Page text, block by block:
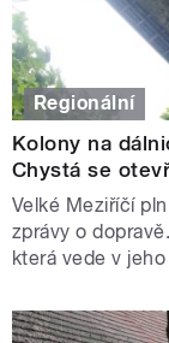
Regionální
Kolony na
Chystá se
Velké Meziříčí
zprávy o
která vede v